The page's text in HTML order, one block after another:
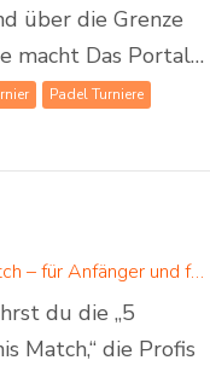
über die Grenze
macht Das Portal…
Padel Turniere
5 mentale Tricks beim Padel Tennis Match – für Anfänger und fortgeschrittene Padelspieler
du die „5
Match,“ die Profis